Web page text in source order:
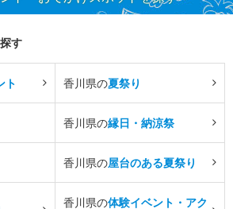
す
ト 香川県の夏祭り
香川県の縁日・納涼祭
香川県の屋台のある夏祭り
香川県の体験イベント・アク